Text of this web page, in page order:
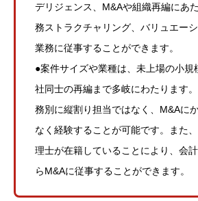
デリジェンス、M&Aや組織再編にあ
務ストラクチャリング、バリュエー
業務に従事することができます。
●案件サイズや業種は、未上場の小規
社同士の再編まで多岐にわたります
務別に縦割り担当ではなく、M&Aに
なく経験することが可能です。また
理士が在籍していることにより、会
らM&Aに従事することができます。